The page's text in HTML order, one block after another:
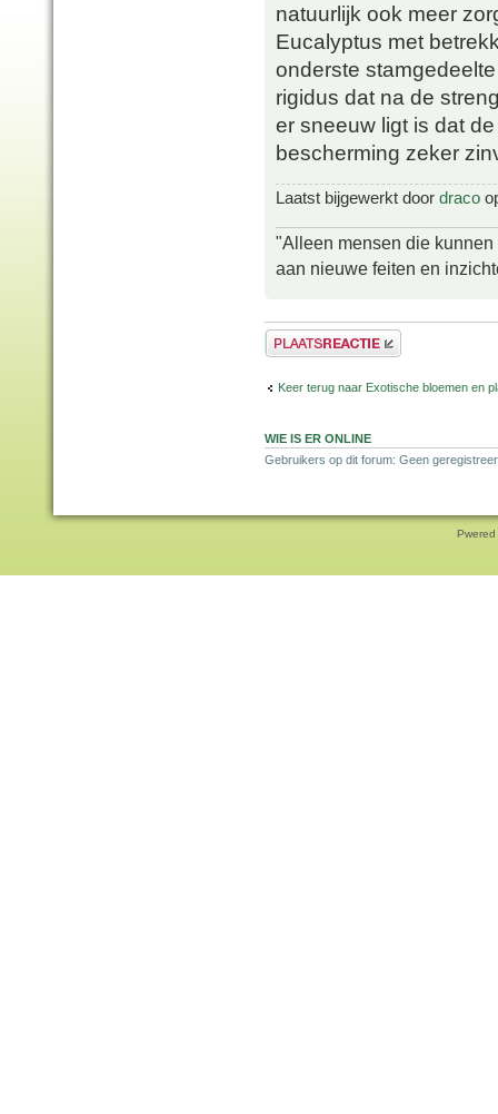
natuurlijk ook meer
Eucalyptus met
onderste
rigidus dat na de
er sneeuw ligt is dat
bescherming zeker
Laatst bijgewerkt door draco
"Alleen mensen die
aan nieuwe feiten en
Plaats een reactie
Keer terug naar Exotische bloemen en
WIE IS ER ONLINE
Gebruikers op dit forum: Geen